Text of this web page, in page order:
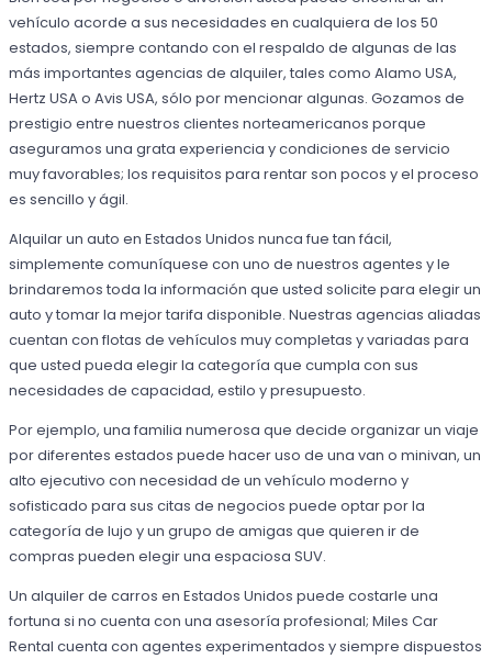
vehículo acorde a sus necesidades en cualquiera de los 50
estados, siempre contando con el respaldo de algunas de las
más importantes agencias de alquiler, tales como Alamo USA,
Hertz USA o Avis USA, sólo por mencionar algunas. Gozamos de
prestigio entre nuestros clientes norteamericanos porque
aseguramos una grata experiencia y condiciones de servicio
muy favorables; los requisitos para rentar son pocos y el proceso
es sencillo y ágil.
Alquilar un auto en Estados Unidos nunca fue tan fácil,
simplemente comuníquese con uno de nuestros agentes y le
brindaremos toda la información que usted solicite para elegir un
auto y tomar la mejor tarifa disponible. Nuestras agencias aliadas
cuentan con flotas de vehículos muy completas y variadas para
que usted pueda elegir la categoría que cumpla con sus
necesidades de capacidad, estilo y presupuesto.
Por ejemplo, una familia numerosa que decide organizar un viaje
por diferentes estados puede hacer uso de una van o minivan, un
alto ejecutivo con necesidad de un vehículo moderno y
sofisticado para sus citas de negocios puede optar por la
categoría de lujo y un grupo de amigas que quieren ir de
compras pueden elegir una espaciosa SUV.
Un alquiler de carros en Estados Unidos puede costarle una
fortuna si no cuenta con una asesoría profesional; Miles Car
Rental cuenta con agentes experimentados y siempre dispuestos